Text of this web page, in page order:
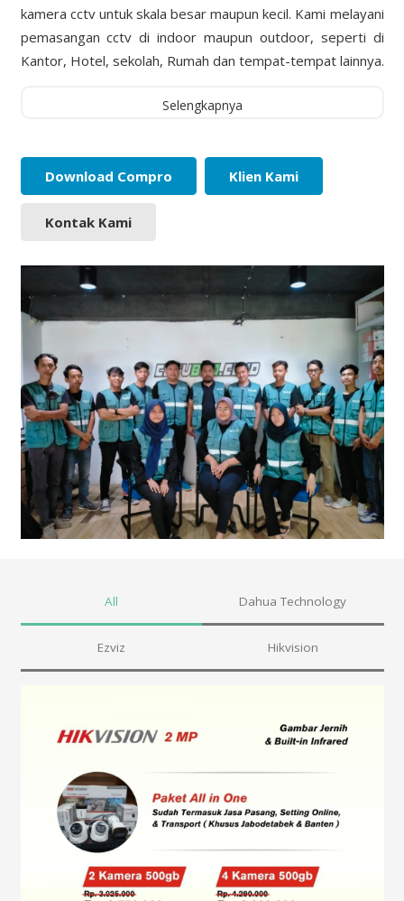
kamera cctv untuk skala besar maupun kecil. Kami melayani
pemasangan cctv di indoor maupun outdoor, seperti di
Kantor, Hotel, sekolah, Rumah dan tempat-tempat lainnya.
Selengkapnya
Download Compro Klien Kami
Kontak Kami
All Dahua Technology
Ezviz Hikvision